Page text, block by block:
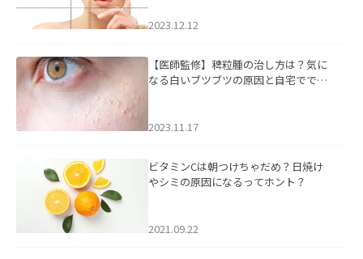
2023.12.12
【医師監修】稗粒腫の治し方は？気に
なる白いブツブツの原因と自宅ででき
2023.11.17
ビタミンCは朝つけちゃだめ？日焼け
やシミの原因になるってホント？
2021.09.22